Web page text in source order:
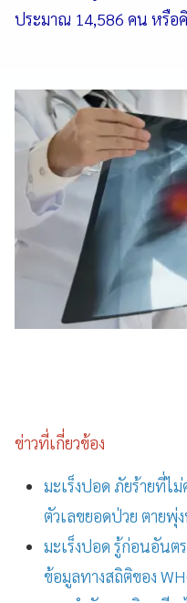
ประมาณ 14,586 คน หรือ
ข่าวที่เกี่ยวข้อง
มะเร็งปอด ภัยร้ายที่ไ
ตัวเลขยอดป่วย ตาย
มะเร็งปอด รู้ก่อนอันต
ข้อมูลทางสถิติของ